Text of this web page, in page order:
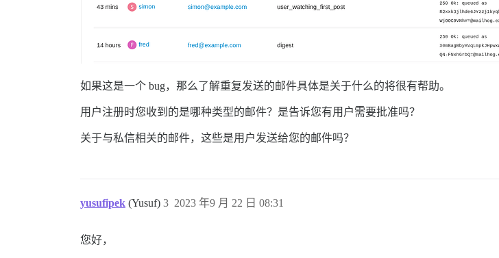
如果这是一个 bug，那么了解重复发送的邮件具体是关于什么的将很有帮助。
用户注册时您收到的是哪种类型的邮件？是告诉您有用户需要批准吗？
关于与私信相关的邮件，这些是用户发送给您的邮件吗？
yusufipek (Yusuf) 2023 年9 月 22 日 08:31
3
您好，